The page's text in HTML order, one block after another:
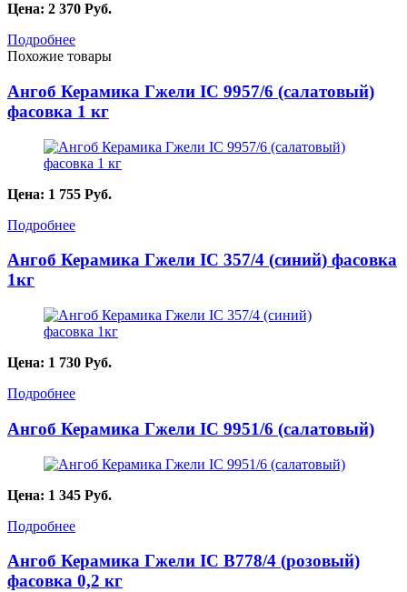
Цена: 2 370 Руб.
Подробнее
Похожие товары
Ангоб Керамика Гжели IC 9957/6 (салатовый)
фасовка 1 кг
Цена: 1 755 Руб.
Подробнее
Ангоб Керамика Гжели IC 357/4 (синий) фасовка
1кг
Цена: 1 730 Руб.
Подробнее
Ангоб Керамика Гжели IC 9951/6 (салатовый)
Цена: 1 345 Руб.
Подробнее
Ангоб Керамика Гжели IC B778/4 (розовый)
фасовка 0,2 кг